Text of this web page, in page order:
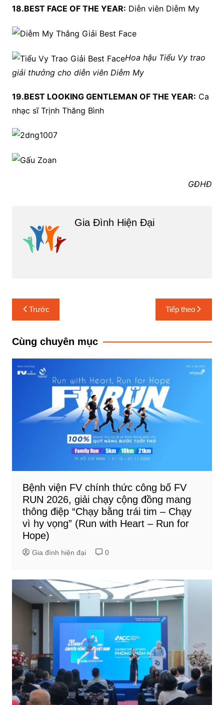
18.BEST FACE OF THE YEAR: Diễn viên Diễm My
Hoa hậu Tiểu Vy trao
giải thưởng cho diễn viên Diễm My
19.BEST LOOKING GENTLEMAN OF THE YEAR: Ca
nhạc sĩ Trịnh Thăng Bình
GĐHĐ
Gia Đình Hiện Đại
Điều
hướng
bài
Trước Tiếp theo
Cùng chuyên mục
Bệnh viện FV chính thức công bố FV
RUN 2026, giải chạy cộng đồng mang
thông điệp “Chạy bằng trái tim – Chạy
vì hy vọng” (Run with Heart – Run for
Hope)
Gia đình hiện đại 0